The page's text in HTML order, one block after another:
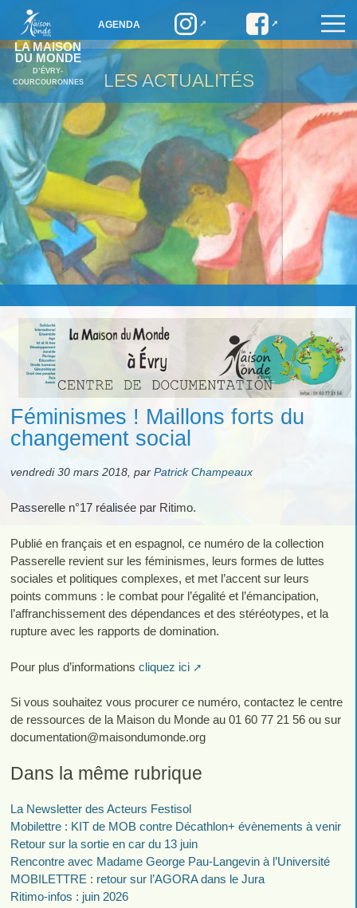
LA MAISON
DU MONDE
D’ÉVRY-
COURCOURONNES
AGENDA
LES ACTUALITÉS
Féminismes ! Maillons forts du
changement social
vendredi 30 mars 2018, par Patrick Champeaux
Passerelle n°17 réalisée par Ritimo.
Publié en français et en espagnol, ce numéro de la collection
Passerelle revient sur les féminismes, leurs formes de luttes
sociales et politiques complexes, et met l’accent sur leurs
points communs : le combat pour l’égalité et l’émancipation,
l’affranchissement des dépendances et des stéréotypes, et la
rupture avec les rapports de domination.
Pour plus d’informations cliquez ici
Si vous souhaitez vous procurer ce numéro, contactez le centre
de ressources de la Maison du Monde au 01 60 77 21 56 ou sur
documentation@maisondumonde.org
Dans la même rubrique
La Newsletter des Acteurs Festisol
Mobilettre : KIT de MOB contre Décathlon+ évènements à venir
Retour sur la sortie en car du 13 juin
Rencontre avec Madame George Pau-Langevin à l’Université
MOBILETTRE : retour sur l’AGORA dans le Jura
Ritimo-infos : juin 2026